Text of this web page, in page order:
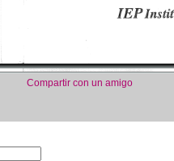
Compartir con un amigo